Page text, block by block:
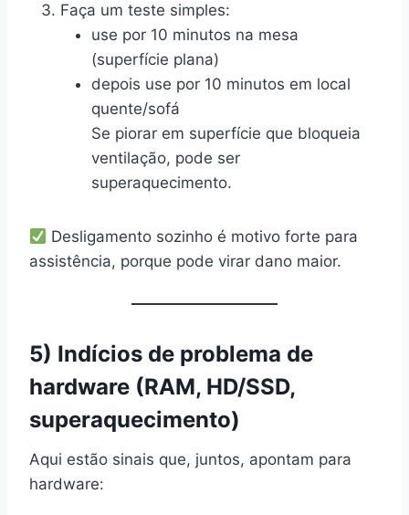
Faça um teste simples:
use por 10 minutos na mesa
(superfície plana)
depois use por 10 minutos em local
quente/sofá
Se piorar em superfície que bloqueia
ventilação, pode ser
superaquecimento.
Desligamento sozinho é motivo forte para
assistência, porque pode virar dano maior.
5) Indícios de problema de
hardware (RAM, HD/SSD,
superaquecimento)
Aqui estão sinais que, juntos, apontam para
hardware: